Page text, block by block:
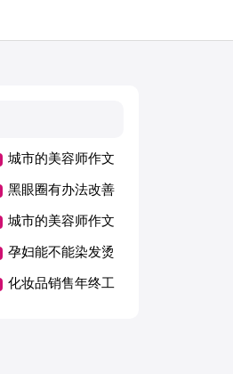
城市的美容师作文
黑眼圈有办法改善
吗
城市的美容师作文
400字
孕妇能不能染发烫
发 孕期切莫忽视
化妆品销售年终工